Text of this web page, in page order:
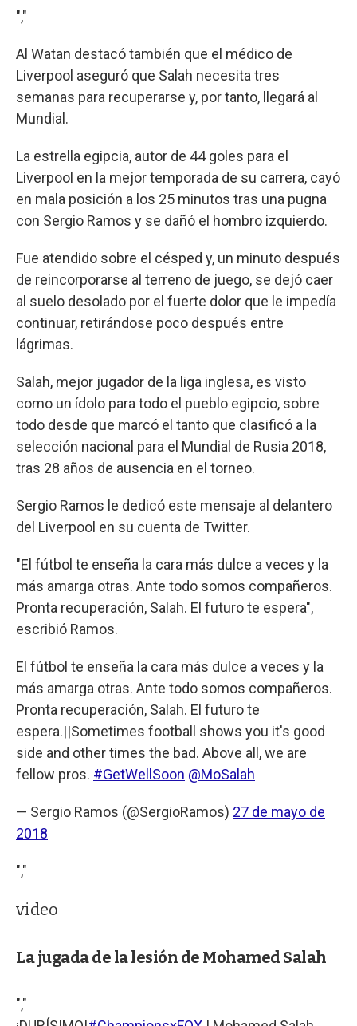
","
Al Watan destacó también que el médico de
Liverpool aseguró que Salah necesita tres
semanas para recuperarse y, por tanto, llegará al
Mundial.
La estrella egipcia, autor de 44 goles para el
Liverpool en la mejor temporada de su carrera, cayó
en mala posición a los 25 minutos tras una pugna
con Sergio Ramos y se dañó el hombro izquierdo.
Fue atendido sobre el césped y, un minuto después
de reincorporarse al terreno de juego, se dejó caer
al suelo desolado por el fuerte dolor que le impedía
continuar, retirándose poco después entre
lágrimas.
Salah, mejor jugador de la liga inglesa, es visto
como un ídolo para todo el pueblo egipcio, sobre
todo desde que marcó el tanto que clasificó a la
selección nacional para el Mundial de Rusia 2018,
tras 28 años de ausencia en el torneo.
Sergio Ramos le dedicó este mensaje al delantero
del Liverpool en su cuenta de Twitter.
"El fútbol te enseña la cara más dulce a veces y la
más amarga otras. Ante todo somos compañeros.
Pronta recuperación, Salah. El futuro te espera",
escribió Ramos.
El fútbol te enseña la cara más dulce a veces y la
más amarga otras. Ante todo somos compañeros.
Pronta recuperación, Salah. El futuro te
espera.||Sometimes football shows you it's good
side and other times the bad. Above all, we are
fellow pros. #GetWellSoon @MoSalah
— Sergio Ramos (@SergioRamos) 27 de mayo de
2018
","
video
La jugada de la lesión de Mohamed Salah
","